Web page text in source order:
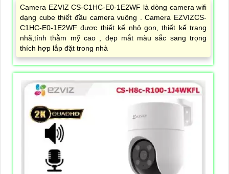
Camera EZVIZ CS-C1HC-E0-1E2WF là dòng camera wifi
dạng cube thiết đầu camera vuông . Camera EZVIZCS-
C1HC-E0-1E2WF được thiết kế nhỏ gọn, thiết kế trang
nhã,tính thẫm mỹ cao , đẹp mắt màu sắc sang trọng
thích hợp lắp đặt trong nhà